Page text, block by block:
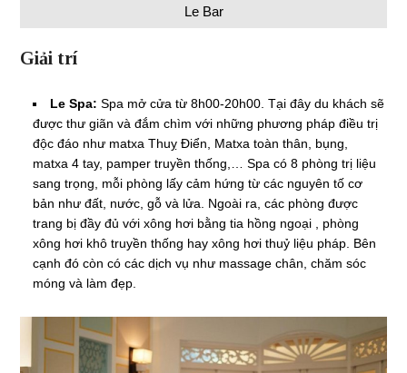
Le Bar
Giải trí
Le Spa: Spa mở cửa từ 8h00-20h00. Tại đây du khách sẽ
được thư giãn và đắm chìm với những phương pháp điều trị
độc đáo như matxa Thuỵ Điển, Matxa toàn thân, bụng,
matxa 4 tay, pamper truyền thống,… Spa có 8 phòng trị liệu
sang trọng, mỗi phòng lấy cảm hứng từ các nguyên tố cơ
bản như đất, nước, gỗ và lửa. Ngoài ra, các phòng được
trang bị đầy đủ với xông hơi bằng tia hồng ngoại , phòng
xông hơi khô truyền thống hay xông hơi thuỷ liệu pháp. Bên
cạnh đó còn có các dịch vụ như massage chân, chăm sóc
móng và làm đẹp.